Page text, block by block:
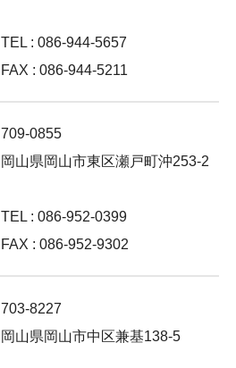
TEL : 086-944-5657
FAX : 086-944-5211
709-0855
岡山県岡山市東区瀬戸町沖253-2
TEL : 086-952-0399
FAX : 086-952-9302
703-8227
岡山県岡山市中区兼基138-5